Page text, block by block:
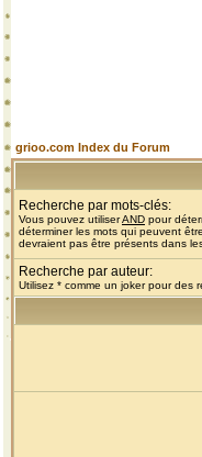
grioo.com Index du Forum
Recherche par mots-clés:
Vous pouvez utiliserAND pour
déterminer les mots qui peuvent
devraient pas être présents dans
Recherche par auteur:
Utilisez * comme un joker pour des